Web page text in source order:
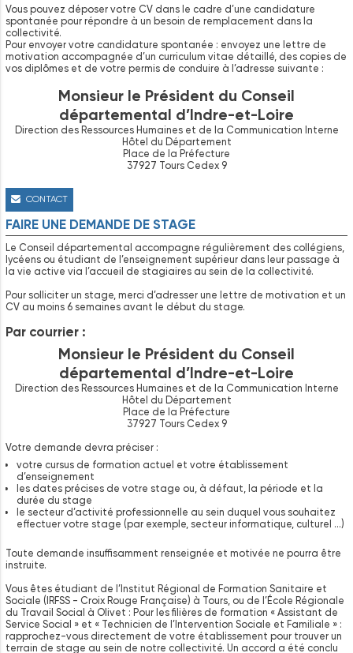
Vous pouvez déposer votre CV dans le cadre d’une candidature
spontanée pour répondre à un besoin de remplacement dans la
collectivité.
Pour envoyer votre candidature spontanée : envoyez une lettre de
motivation accompagnée d’un curriculum vitae détaillé, des copies de
vos diplômes et de votre permis de conduire à l’adresse suivante :
Monsieur le Président du Conseil
départemental d’Indre-et-Loire
Direction des Ressources Humaines et de la Communication Interne
Hôtel du Département
Place de la Préfecture
37927 Tours Cedex 9
CONTACT
FAIRE UNE DEMANDE DE STAGE
Le Conseil départemental accompagne régulièrement des collégiens,
lycéens ou étudiant de l’enseignement supérieur dans leur passage à
la vie active via l’accueil de stagiaires au sein de la collectivité.
Pour solliciter un stage, merci d’adresser une lettre de motivation et un
CV au moins 6 semaines avant le début du stage.
Par courrier :
Monsieur le Président du Conseil
départemental d’Indre-et-Loire
Direction des Ressources Humaines et de la Communication Interne
Hôtel du Département
Place de la Préfecture
37927 Tours Cedex 9
Votre demande devra préciser :
votre cursus de formation actuel et votre établissement
d’enseignement
les dates précises de votre stage ou, à défaut, la période et la
durée du stage
le secteur d’activité professionnelle au sein duquel vous souhaitez
effectuer votre stage (par exemple, secteur informatique, culturel …)
Toute demande insuffisamment renseignée et motivée ne pourra être
instruite.
Vous êtes étudiant de l’Institut Régional de Formation Sanitaire et
Sociale (IRFSS - Croix Rouge Française) à Tours, ou de l’École Régionale
du Travail Social à Olivet : Pour les filières de formation « Assistant de
Service Social » et « Technicien de l’Intervention Sociale et Familiale » :
rapprochez-vous directement de votre établissement pour trouver un
terrain de stage au sein de notre collectivité. Un accord a été conclu